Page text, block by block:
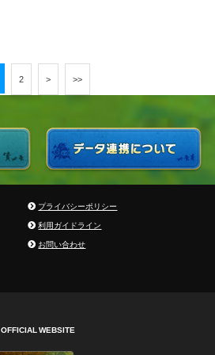
2 > >>
プライバシーポリシー
利用ガイドライン
お問い合わせ
OFFICIAL WEBSITE